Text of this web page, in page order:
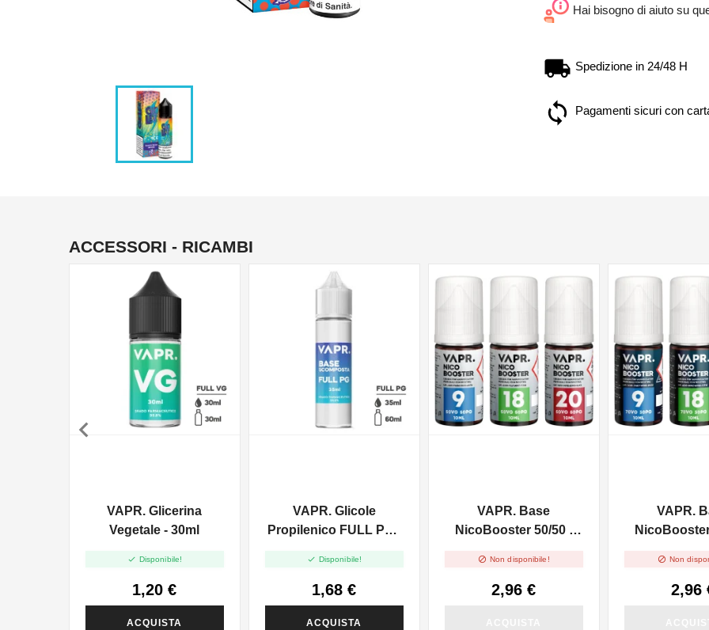
Hai bisogno di aiuto su
Spedizione in 24/48 H
Pagamenti sicuri con
ACCESSORI - RICAMBI
VAPR. Glicerina
Vegetale - 30ml
 Disponibile!
1,20 €
ACQUISTA
VAPR. Glicole
Propilenico FULL PG -
 Disponibile!
1,68 €
ACQUISTA
VAPR. Base
NicoBooster 50/50 -
 Non disponibile!
2,96 €
VAPR.
 Non
2,96
